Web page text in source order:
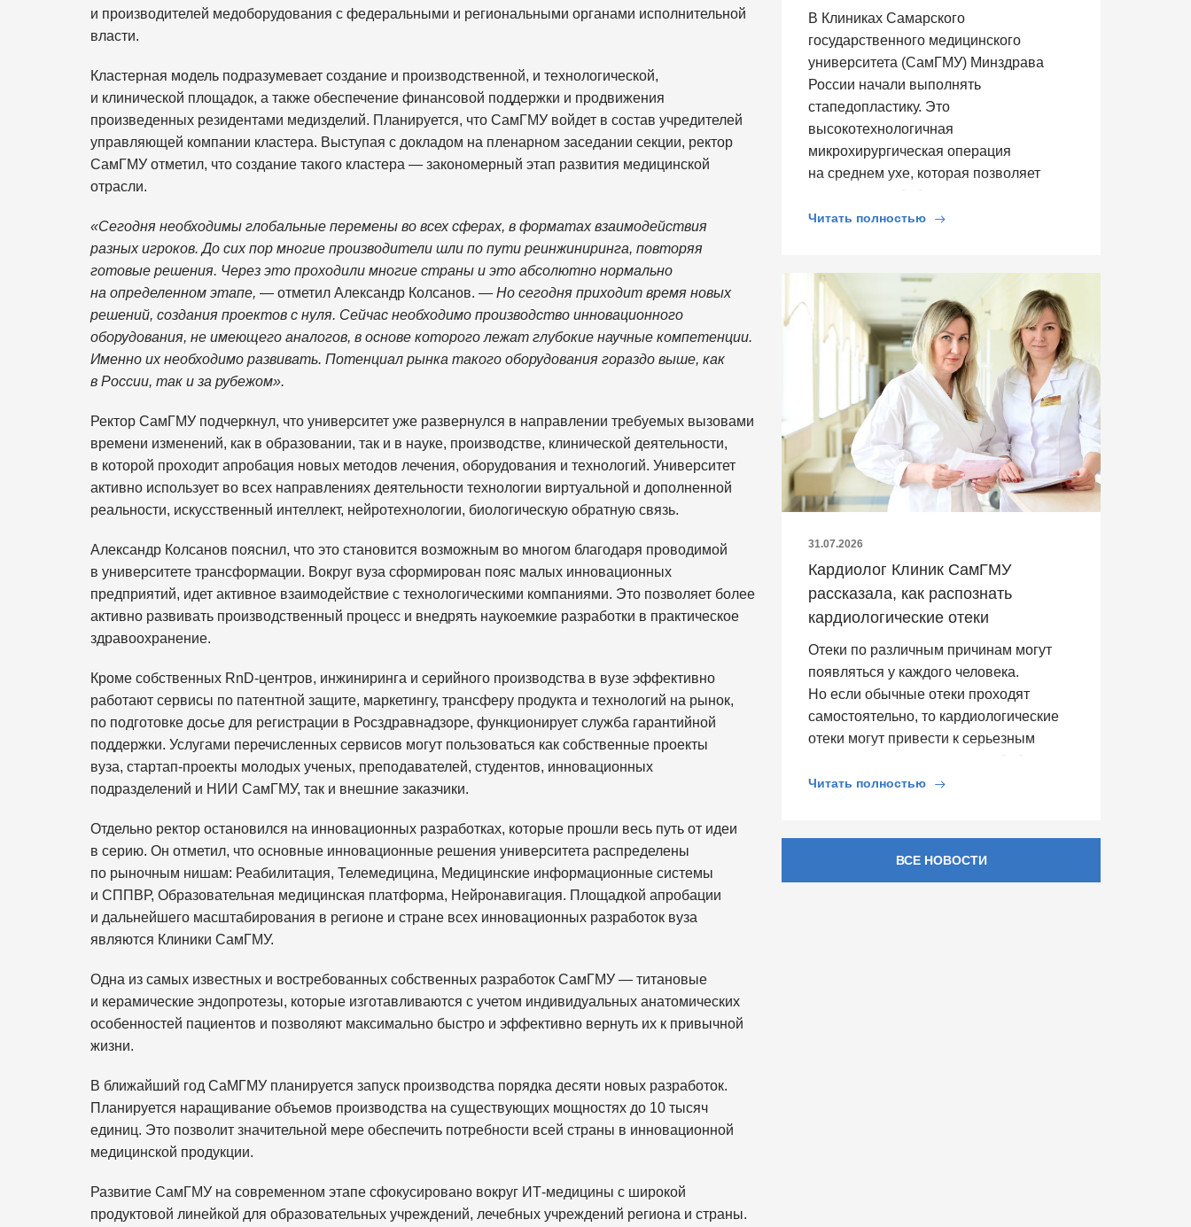
и производителей медоборудования с федеральными и региональными органами исполнительной
власти.
Кластерная модель подразумевает создание и производственной, и технологической,
и клинической площадок, а также обеспечение финансовой поддержки и продвижения
произведенных резидентами медизделий. Планируется, что СамГМУ войдет в состав учредителей
управляющей компании кластера. Выступая с докладом на пленарном заседании секции, ректор
СамГМУ отметил, что создание такого кластера — закономерный этап развития медицинской
отрасли.
«Сегодня необходимы глобальные перемены во всех сферах, в форматах взаимодействия
разных игроков. До сих пор многие производители шли по пути реинжиниринга, повторяя
готовые решения. Через это проходили многие страны и это абсолютно нормально
на определенном этапе, — отметил Александр Колсанов. — Но сегодня приходит время новых
решений, создания проектов с нуля. Сейчас необходимо производство инновационного
оборудования, не имеющего аналогов, в основе которого лежат глубокие научные компетенции.
Именно их необходимо развивать. Потенциал рынка такого оборудования гораздо выше, как
в России, так и за рубежом».
Ректор СамГМУ подчеркнул, что университет уже развернулся в направлении требуемых вызовами
времени изменений, как в образовании, так и в науке, производстве, клинической деятельности,
в которой проходит апробация новых методов лечения, оборудования и технологий. Университет
активно использует во всех направлениях деятельности технологии виртуальной и дополненной
реальности, искусственный интеллект, нейротехнологии, биологическую обратную связь.
Александр Колсанов пояснил, что это становится возможным во многом благодаря проводимой
в университете трансформации. Вокруг вуза сформирован пояс малых инновационных
предприятий, идет активное взаимодействие с технологическими компаниями. Это позволяет более
активно развивать производственный процесс и внедрять наукоемкие разработки в практическое
здравоохранение.
Кроме собственных RnD-центров, инжиниринга и серийного производства в вузе эффективно
работают сервисы по патентной защите, маркетингу, трансферу продукта и технологий на рынок,
по подготовке досье для регистрации в Росздравнадзоре, функционирует служба гарантийной
поддержки. Услугами перечисленных сервисов могут пользоваться как собственные проекты
вуза, стартап-проекты молодых ученых, преподавателей, студентов, инновационных
подразделений и НИИ СамГМУ, так и внешние заказчики.
Отдельно ректор остановился на инновационных разработках, которые прошли весь путь от идеи
в серию. Он отметил, что основные инновационные решения университета распределены
по рыночным нишам: Реабилитация, Телемедицина, Медицинские информационные системы
и СППВР, Образовательная медицинская платформа, Нейронавигация. Площадкой апробации
и дальнейшего масштабирования в регионе и стране всех инновационных разработок вуза
являются Клиники СамГМУ.
Одна из самых известных и востребованных собственных разработок СамГМУ — титановые
и керамические эндопротезы, которые изготавливаются с учетом индивидуальных анатомических
особенностей пациентов и позволяют максимально быстро и эффективно вернуть их к привычной
жизни.
В ближайший год СаМГМУ планируется запуск производства порядка десяти новых разработок.
Планируется наращивание объемов производства на существующих мощностях до 10 тысяч
единиц. Это позволит значительной мере обеспечить потребности всей страны в инновационной
медицинской продукции.
Развитие СамГМУ на современном этапе сфокусировано вокруг ИТ-медицины с широкой
продуктовой линейкой для образовательных учреждений, лечебных учреждений региона и страны.
В Клиниках Самарского
государственного медицинского
университета (СамГМУ) Минздрава
России начали выполнять
стапедопластику. Это
высокотехнологичная
микрохирургическая операция
на среднем ухе, которая позволяет
Читать полностью
31.07.2026
Кардиолог Клиник СамГМУ
рассказала, как распознать
кардиологические отеки
Отеки по различным причинам могут
появляться у каждого человека.
Но если обычные отеки проходят
самостоятельно, то кардиологические
отеки могут привести к серьезным
Читать полностью
ВСЕ НОВОСТИ